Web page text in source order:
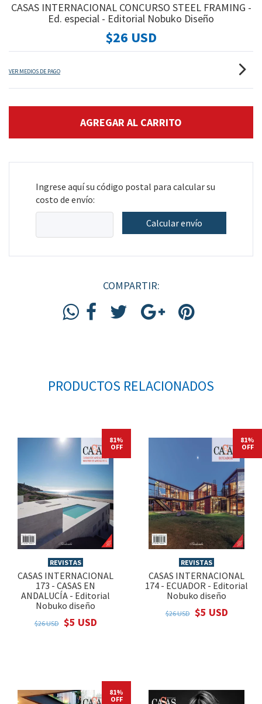
CASAS INTERNACIONAL CONCURSO STEEL FRAMING -
Ed. especial - Editorial Nobuko Diseño
$26 USD
VER MEDIOS DE PAGO
Ingrese aquí su código postal para calcular su
costo de envío:
Calcular envío
COMPARTIR:
PRODUCTOS RELACIONADOS
81%
OFF
REVISTAS
CASAS INTERNACIONAL
173 - CASAS EN
ANDALUCÍA - Editorial
Nobuko diseño
$26 USD $5 USD
81%
OFF
REVISTAS
CASAS INTERNACIONAL
174 - ECUADOR - Editorial
Nobuko diseño
$26 USD $5 USD
81%
OFF